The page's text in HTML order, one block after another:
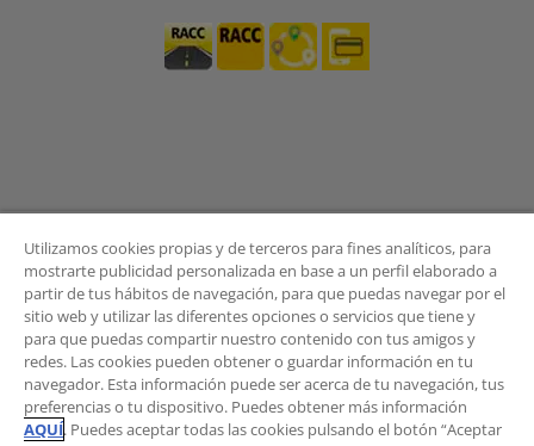
BOLETÍN
¿Quieres recibir las novedades del Área de
Utilizamos cookies propias y de terceros para fines analíticos, para
mostrarte publicidad personalizada en base a un perfil elaborado a
partir de tus hábitos de navegación, para que puedas navegar por el
sitio web y utilizar las diferentes opciones o servicios que tiene y
para que puedas compartir nuestro contenido con tus amigos y
redes. Las cookies pueden obtener o guardar información en tu
navegador. Esta información puede ser acerca de tu navegación, tus
preferencias o tu dispositivo. Puedes obtener más información
AQUÍ. Puedes aceptar todas las cookies pulsando el botón “Aceptar